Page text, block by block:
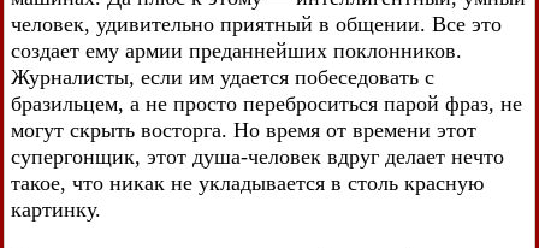
человек, удивительно приятный в общении. Все это
создает ему армии преданнейших поклонников.
Журналисты, если им удается побеседовать с
бразильцем, а не просто переброситься парой фраз, не
могут скрыть восторга. Но время от времени этот
супергонщик, этот душа-человек вдруг делает нечто
такое, что никак не укладывается в столь красную
картинку.